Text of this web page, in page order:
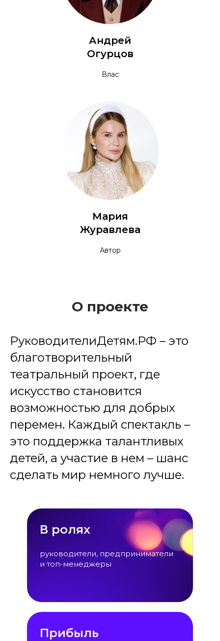
Андрей
Огурцов
Влас
Мария
Журавлева
Автор
О проекте
РуководителиДетям.РФ – это
благотворительный
театральный проект, где
искусство становится
возможностью для добрых
перемен. Каждый спектакль –
это поддержка талантливых
детей, а участие в нем – шанс
сделать мир немного лучше.
В ролях
руководители, предприниматели
и топ-менеджеры
Прибыль